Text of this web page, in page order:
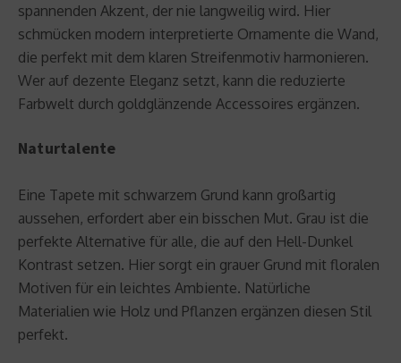
spannenden Akzent, der nie langweilig wird. Hier
schmücken modern interpretierte Ornamente die Wand,
die perfekt mit dem klaren Streifenmotiv harmonieren.
Wer auf dezente Eleganz setzt, kann die reduzierte
Farbwelt durch goldglänzende Accessoires ergänzen.
Naturtalente
Eine Tapete mit schwarzem Grund kann großartig
aussehen, erfordert aber ein bisschen Mut. Grau ist die
perfekte Alternative für alle, die auf den Hell-Dunkel
Kontrast setzen. Hier sorgt ein grauer Grund mit floralen
Motiven für ein leichtes Ambiente. Natürliche
Materialien wie Holz und Pflanzen ergänzen diesen Stil
perfekt.